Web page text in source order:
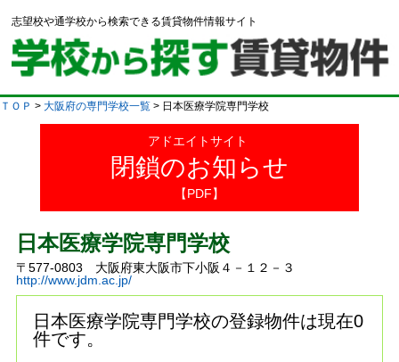
志望校や通学校から検索できる賃貸物件情報サイト
ＴＯＰ > 大阪府の専門学校一覧 > 日本医療学院専門学校
アドエイトサイト
閉鎖のお知らせ
【PDF】
日本医療学院専門学校
〒577-0803 大阪府東大阪市下小阪４－１２－３
http://www.jdm.ac.jp/
日本医療学院専門学校の登録物件は現在0
件です。